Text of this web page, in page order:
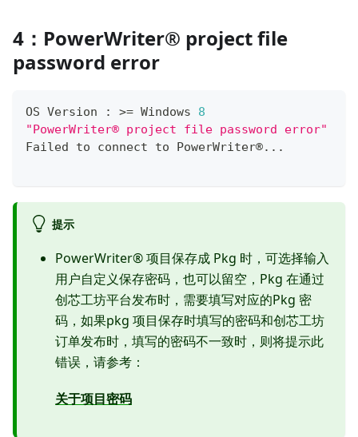
4：PowerWriter® project file
password error
OS Version : >= Windows 8
"PowerWriter® project file password error"
Failed to connect to PowerWriter®. . .
提示
PowerWriter® 项目保存成 Pkg 时，可选择输入
用户自定义保存密码，也可以留空，Pkg 在通过
创芯工坊平台发布时，需要填写对应的Pkg 密
码，如果pkg 项目保存时填写的密码和创芯工坊
订单发布时，填写的密码不一致时，则将提示此
错误，请参考：
关于项目密码